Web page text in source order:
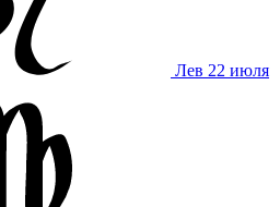
Лев 22 июля